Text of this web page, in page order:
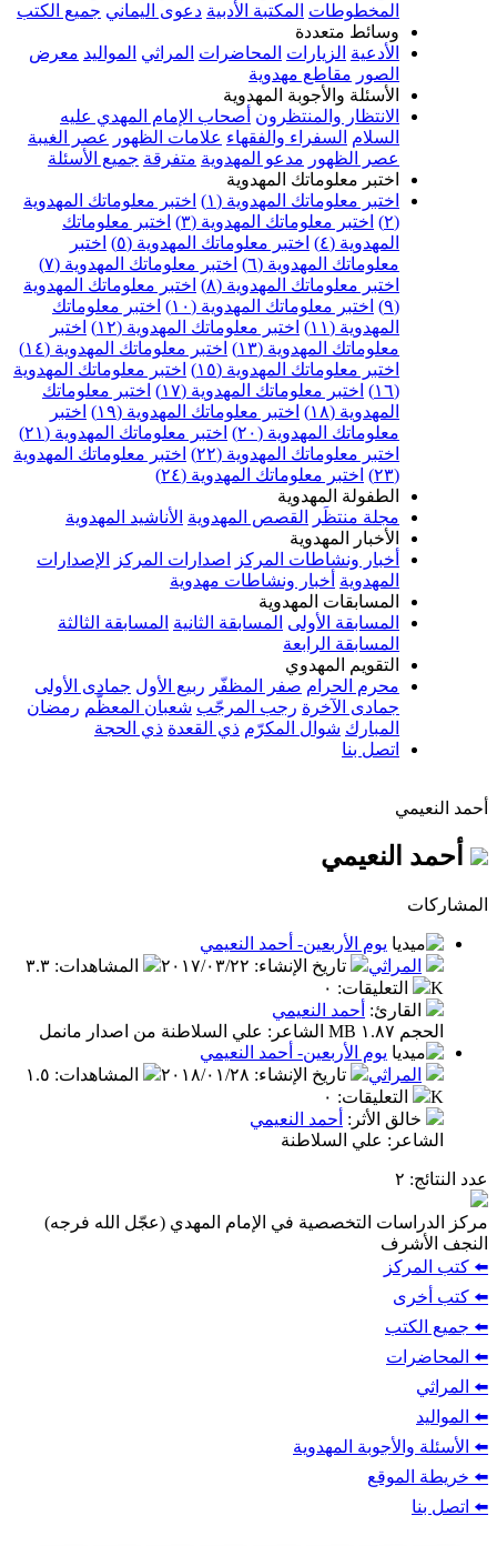
المخطوطات المكتبة الأدبية دعوى اليماني جميع الكتب
وسائط متعددة
الأدعية الزيارات المحاضرات المراثي المواليد معرض
الصور مقاطع مهدوية
الأسئلة والأجوبة المهدوية
الانتظار والمنتظرون أصحاب الإمام المهدي عليه
السلام السفراء والفقهاء علامات الظهور
عصر الغيبة
عصر الظهور مدعو المهدوية متفرقة جميع الأسئلة
اختبر معلوماتك المهدوية
اختبر معلوماتك المهدوية (١)
اختبر معلوماتك المهدوية
(٢)
اختبر معلوماتك المهدوية (٣)
اختبر معلوماتك
المهدوية (٤)
اختبر معلوماتك المهدوية (٥)
اختبر
معلوماتك المهدوية (٦)
اختبر معلوماتك المهدوية (٧)
اختبر معلوماتك المهدوية (٨)
اختبر معلوماتك المهدوية
(٩)
اختبر معلوماتك المهدوية (١٠)
اختبر معلوماتك
المهدوية (١١)
اختبر معلوماتك المهدوية (١٢)
اختبر
معلوماتك المهدوية (١٣)
اختبر معلوماتك المهدوية (١٤)
اختبر معلوماتك المهدوية (١٥)
اختبر معلوماتك المهدوية
(١٦)
اختبر معلوماتك المهدوية (١٧)
اختبر معلوماتك
المهدوية (١٨)
اختبر معلوماتك المهدوية (١٩)
اختبر
معلوماتك المهدوية (٢٠)
اختبر معلوماتك المهدوية (٢١)
اختبر معلوماتك المهدوية (٢٢)
اختبر معلوماتك المهدوية
(٢٣)
اختبر معلوماتك المهدوية (٢٤)
الطفولة المهدوية
مجلة منتظَر
القصص المهدوية الأناشيد المهدوية
الأخبار المهدوية
أخبار ونشاطات المركز
اصدارات المركز
الإصدارات
المهدوية أخبار ونشاطات مهدوية
المسابقات المهدوية
المسابقة الأولى المسابقة الثانية المسابقة الثالثة
المسابقة الرابعة
التقويم المهدوي
محرم الحرام صفر المظفّر ربيع الأول جمادى الأولى
جمادى الآخرة رجب المرجّب شعبان المعظّم رمضان
المبارك شوال المكرّم ذي القعدة ذي الحجة
اتصل بنا
أحمد النعيمي
أحمد النعيمي
المشاركات
يوم الأربعين- أحمد النعيمي
المراثي
تاريخ الإنشاء: ٢٠١٧/٠٣/٢٢ المشاهدات: ٣.٣
K
التعليقات: ٠
القارئ: أحمد النعيمي
الحجم ١.٨٧ MB الشاعر: علي السلاطنة من اصدار مانمل
يوم الأربعين- أحمد النعيمي
المراثي
تاريخ الإنشاء: ٢٠١٨/٠١/٢٨ المشاهدات: ١.٥
K
التعليقات: ٠
خالق الأثر : أحمد النعيمي
الشاعر: علي السلاطنة
عدد النتائج: ٢
مركز الدراسات التخصصية في الإمام المهدي (عجّل الله فرجه)
النجف الأشرف
⬅️ كتب المركز
⬅️ كتب أخرى
⬅️ جميع الكتب
⬅️ المحاضرات
⬅️ المراثي
⬅️ المواليد
⬅️ الأسئلة والأجوبة المهدوية
⬅️ خريطة الموقع
⬅️ اتصل بنا